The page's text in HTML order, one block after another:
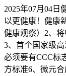
2025年07月04
以更健康！健康
健康观察）2、
3、首个国家级
必须要有CCC标
方标准6、微元